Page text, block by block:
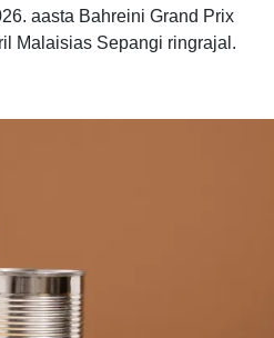
aasta Bahreini Grand Prix
Malaisias Sepangi ringrajal.